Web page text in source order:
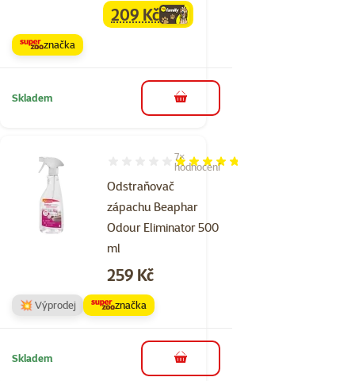
familycena
209 Kč
značka
Skladem do košíku
Odstraňovač
zápachu Beaphar
Odour Eliminator 500
ml
Hodnocení 94%, počet hodnocení: 7
7×
hodnocení
Cena
259 Kč
💥 Výprodej značka
Skladem do košíku